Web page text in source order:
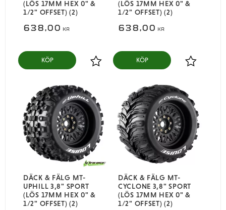
(LÖS 17MM HEX 0" &
1/2" OFFSET) (2)
638,00 KR
Lägg till i favoriter
KÖP
(LÖS 17MM HEX 0" &
1/2" OFFSET) (2)
638,00 KR
Lägg till i
KÖP
DÄCK & FÄLG MT-
UPHILL 3,8" SPORT
(LÖS 17MM HEX 0" &
1/2" OFFSET) (2)
DÄCK & FÄLG MT-
CYCLONE 3,8" SPORT
(LÖS 17MM HEX 0" &
1/2" OFFSET) (2)